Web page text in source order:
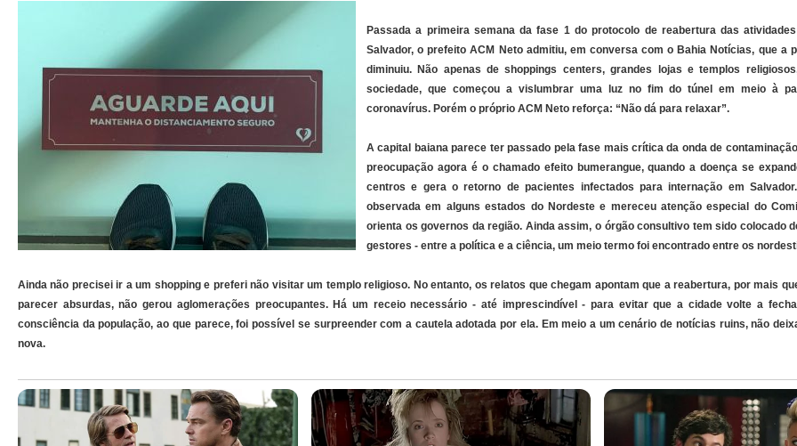
Passada a primeira semana da fase 1 do protocolo de reabertura das
Salvador, o prefeito ACM Neto admitiu, em conversa com o Bahia Notícias, que a
diminuiu. Não apenas de shoppings centers, grandes lojas e templos
sociedade, que começou a vislumbrar uma luz no fim do túnel em meio à
coronavírus. Porém o próprio ACM Neto reforça: “Não dá para relaxar”.
A capital baiana parece ter passado pela fase mais crítica da onda de
preocupação agora é o chamado efeito bumerangue, quando a doença se
centros e gera o retorno de pacientes infectados para internação em
observada em alguns estados do Nordeste e mereceu atenção especial do
orienta os governos da região. Ainda assim, o órgão consultivo tem sido colocado
gestores - entre a política e a ciência, um meio termo foi encontrado entre os
Ainda não precisei ir a um shopping e preferi não visitar um templo religioso. No entanto, os relatos que chegam apontam que a reabertura, por mais
parecer absurdas, não gerou aglomerações preocupantes. Há um receio necessário - até imprescindível - para evitar que a cidade volte a
consciência da população, ao que parece, foi possível se surpreender com a cautela adotada por ela. Em meio a um cenário de notícias ruins, não
nova.